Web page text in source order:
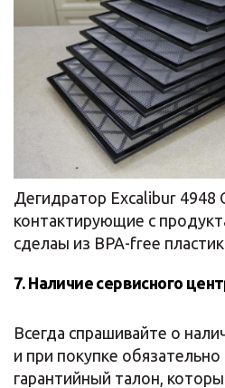
Дегидратор Excalibur 4948
контактирующие с
сделаы из BPA-free
7. Наличие сервисного
Всегда спрашивайте о
и при покупке
гарантийный талон,